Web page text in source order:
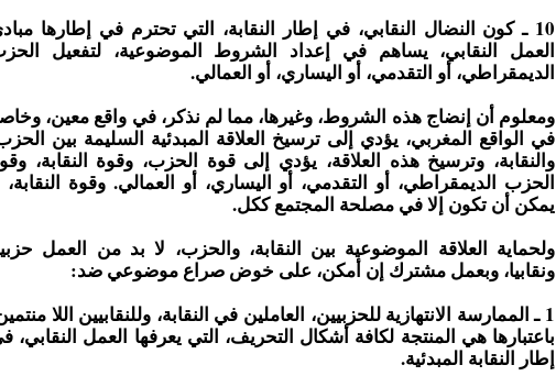
10 ـ كون النضال النقابي، في إطار النقابة، التي تحترم في إطارها
العمل النقابي، يساهم في إعداد الشروط الموضوعية، لتفعيل
الديمقراطي، أو التقدمي، أو اليساري، أو العمالي.
ومعلوم أن إنضاج هذه الشروط، وغيرها، مما لم نذكر، في واقع معين،
في الواقع المغربي، يؤدي إلى ترسيخ العلاقة المبدئية السليمة بين
والنقابة، وترسيخ هذه العلاقة، يؤدي إلى قوة الحزب، وقوة النقابة،
الحزب الديمقراطي، أو التقدمي، أو اليساري، أو العمالي. وقوة النقابة،
يمكن أن تكون إلا في مصلحة المجتمع ككل.
ولحماية العلاقة الموضوعية بين النقابة، والحزب، لا بد من العمل
ونقابيا، وبعمل مشترك إن أمكن، على خوض صراع موضوعي ضد:
1 ـ الممارسة الانتهازية للحزبيين، العاملين في النقابة، وللنقابيين اللا
باعتبارها هي المنتجة لكافة أشكال التحريف، التي يعرفها العمل النقابي،
إطار النقابة المبدئية.